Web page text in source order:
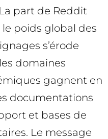
part de Reddit
poids global des
s’érode
domaines
gagnent en
documentations
et bases de
Le message